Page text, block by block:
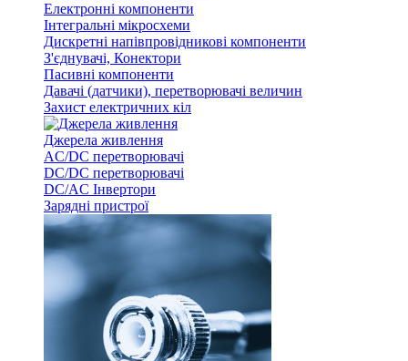
Електронні компоненти
Інтегральні мікросхеми
Дискретні напівпровідникові компоненти
З'єднувачі, Конектори
Пасивні компоненти
Давачі (датчики), перетворювачі величин
Захист електричних кіл
Джерела живлення
AC/DC перетворювачі
DC/DC перетворювачі
DC/AC Інвертори
Зарядні пристрої